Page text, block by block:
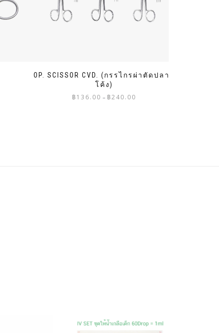
OP. SCISSOR CVD. (กรรไกรผ่าตัดปลาย
โค้ง)
฿136.00 – ฿240.00